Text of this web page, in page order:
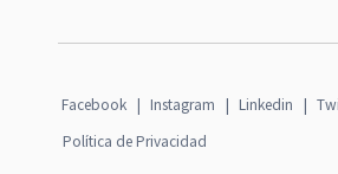
Facebook | Instagram | Linkedin |
Política de Privacidad